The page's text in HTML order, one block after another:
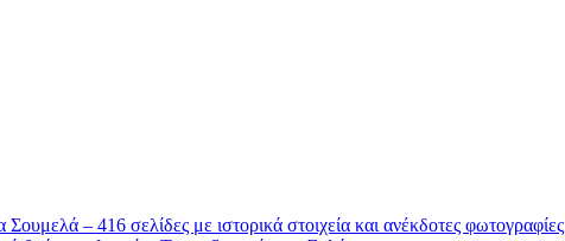
– 416 σελίδες με ιστορικά στοιχεία και ανέκδοτες φωτογραφίες